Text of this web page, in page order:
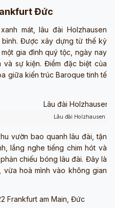
Đức
mát, lâu đài Holzhausen
Được xây dựng từ thế kỷ
gia đình quý tộc, ngày nay
và sự kiện. Điểm đặc biệt của
giữa kiến trúc Baroque tinh tế
Lâu đài Holzhausen
vườn bao quanh lâu đài, tận
lắng nghe tiếng chim hót và
chiếu bóng lâu đài. Đây là
hoà mình vào không gian
Frankfurt am Main, Đức